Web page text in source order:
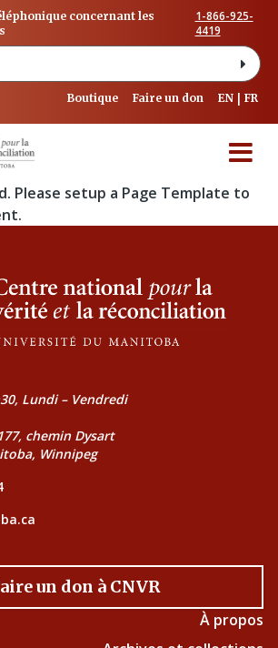
concernant les
1-866-925-
4419
Boutique Faire un don EN FR
Please setup a Page Template to
Lundi – Vendredi
chemin Dysart
Winnipeg
un don à CNVR
À propos